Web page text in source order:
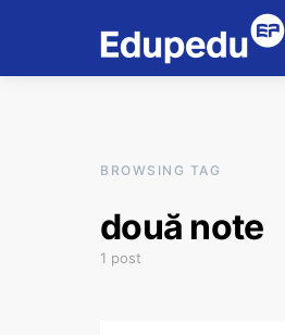
BROWSING TAG
două note
1 post